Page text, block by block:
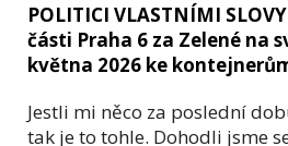
POLITICI VLASTNÍMI
části Praha 6 za Zelené na
května 2026 ke
Jestli mi něco za poslední
tak je to tohle. Dohodli jsme